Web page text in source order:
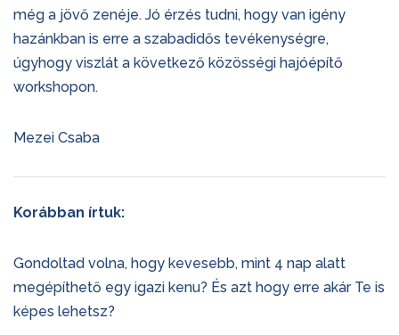
még a jövő zenéje. Jó érzés tudni, hogy van igény
hazánkban is erre a szabadidős tevékenységre,
úgyhogy viszlát a következő közösségi hajóépítő
workshopon.
Mezei Csaba
Korábban írtuk:
Gondoltad volna, hogy kevesebb, mint 4 nap alatt
megépíthető egy igazi kenu? És azt hogy erre akár Te is
képes lehetsz?